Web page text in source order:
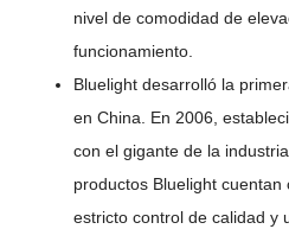
nivel de comodidad de
funcionamiento.
Bluelight desarrolló la
en China. En 2006,
con el gigante de la
productos Bluelight cuentan
estricto control de calidad y